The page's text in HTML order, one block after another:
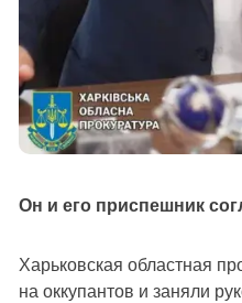
Он и его приспешник
Харьковская областная
на оккупантов и заняли